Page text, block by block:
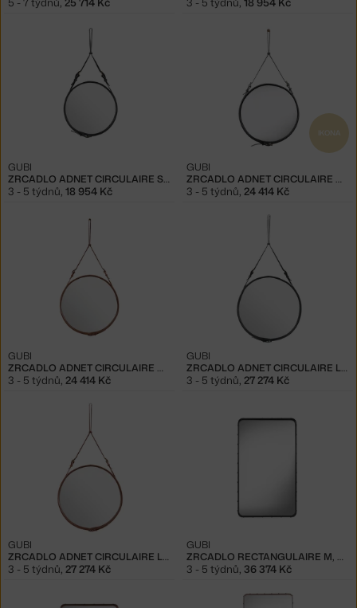
ZRCADLO ADNET CIRCULAIRE S, BLACK
GUBI
3 - 5 týdnů, 18 954 Kč
IKONA
ZRCADLO ADNET CIRCULAIRE M, BLACK
GUBI
3 - 5 týdnů, 24 414 Kč
ZRCADLO ADNET CIRCULAIRE M, TAN
GUBI
3 - 5 týdnů, 24 414 Kč
ZRCADLO ADNET CIRCULAIRE L, BLACK
GUBI
3 - 5 týdnů, 27 274 Kč
ZRCADLO ADNET CIRCULAIRE L, TAN
GUBI
3 - 5 týdnů, 27 274 Kč
ZRCADLO RECTANGULAIRE M, BLACK
GUBI
3 - 5 týdnů, 36 374 Kč